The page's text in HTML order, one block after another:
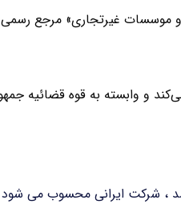
موسسات غیرتجاری» مرجع
و وابسته به قوه قضائیه
، شرکت ایرانی محسوب می